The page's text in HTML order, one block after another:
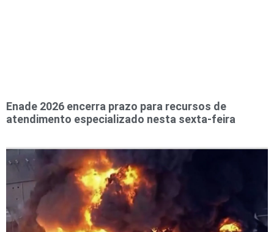
Enade 2026 encerra prazo para recursos de
atendimento especializado nesta sexta-feira